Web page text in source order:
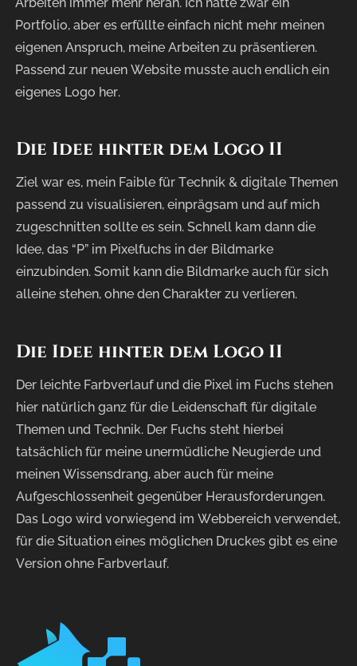
Portfolio, aber es erfüllte einfach nicht mehr meinen
eigenen Anspruch, meine Arbeiten zu präsentieren.
Passend zur neuen Website musste auch endlich ein
eigenes Logo her.
Die Idee hinter dem Logo II
Ziel war es, mein Faible für Technik & digitale Themen
passend zu visualisieren, einprägsam und auf mich
zugeschnitten sollte es sein. Schnell kam dann die
Idee, das “P” im Pixelfuchs in der Bildmarke
einzubinden. Somit kann die Bildmarke auch für sich
alleine stehen, ohne den Charakter zu verlieren.
Die Idee hinter dem Logo II
Der leichte Farbverlauf und die Pixel im Fuchs stehen
hier natürlich ganz für die Leidenschaft für digitale
Themen und Technik. Der Fuchs steht hierbei
tatsächlich für meine unermüdliche Neugierde und
meinen Wissensdrang, aber auch für meine
Aufgeschlossenheit gegenüber Herausforderungen.
Das Logo wird vorwiegend im Webbereich verwendet,
für die Situation eines möglichen Druckes gibt es eine
Version ohne Farbverlauf.